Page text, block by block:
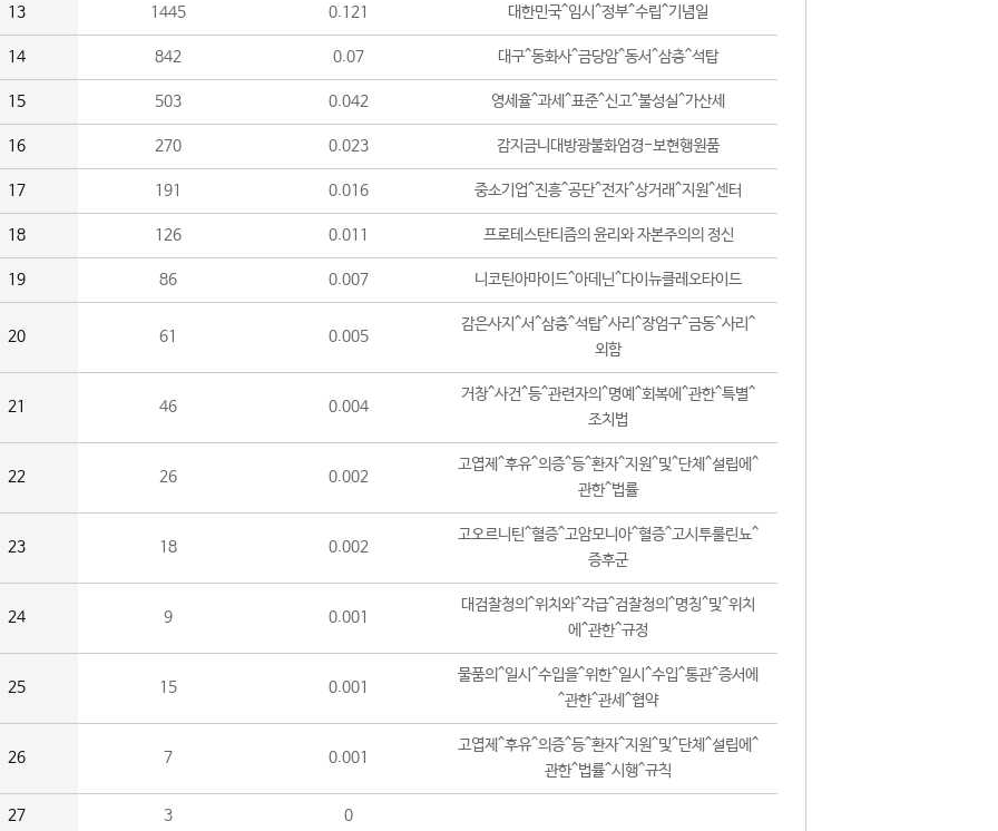
13 1445 0.121 대한민국^임시^정부^수립^기념일
14 842 0.07 대구^동화사^금당암^동서^삼층^석탑
15 503 0.042 영세율^과세^표준^신고^불성실^가산세
16 270 0.023 감지금니대방광불화엄경-보현행원품
17 191 0.016 중소기업^진흥^공단^전자^상거래^지원^센터
18 126 0.011 프로테스탄티즘의 윤리와 자본주의의 정신
19 86 0.007 니코틴아마이드^아데닌^다이뉴클레오타이드
20 61 0.005
감은사지^서^삼층^석탑^사리^장엄구^금동^사리^
외함
21 46 0.004
거창^사건^등^관련자의^명예^회복에^관한^특별^
조치법
22 26 0.002
고엽제^후유^의증^등^환자^지원^및^단체^설립에^
관한^법률
23 18 0.002
고오르니틴^혈증^고암모니아^혈증^고시투룰린뇨^
증후군
24 9 0.001
대검찰청의^위치와^각급^검찰청의^명칭^및^위치
에^관한^규정
25 15 0.001
물품의^일시^수입을^위한^일시^수입^통관^증서에
^관한^관세^협약
26 7 0.001
고엽제^후유^의증^등^환자^지원^및^단체^설립에^
관한^법률^시행^규칙
27 3 0